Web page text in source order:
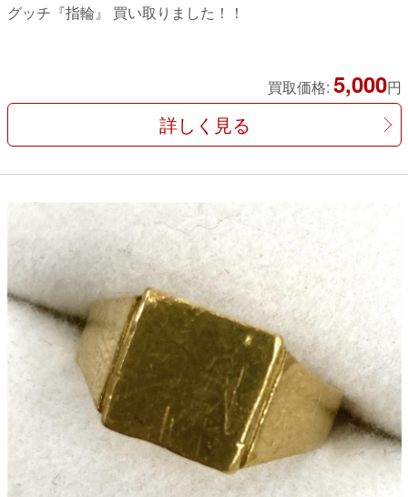
グッチ『指輪』 買い取りました！！
買取価格: 5,000円
詳しく見る